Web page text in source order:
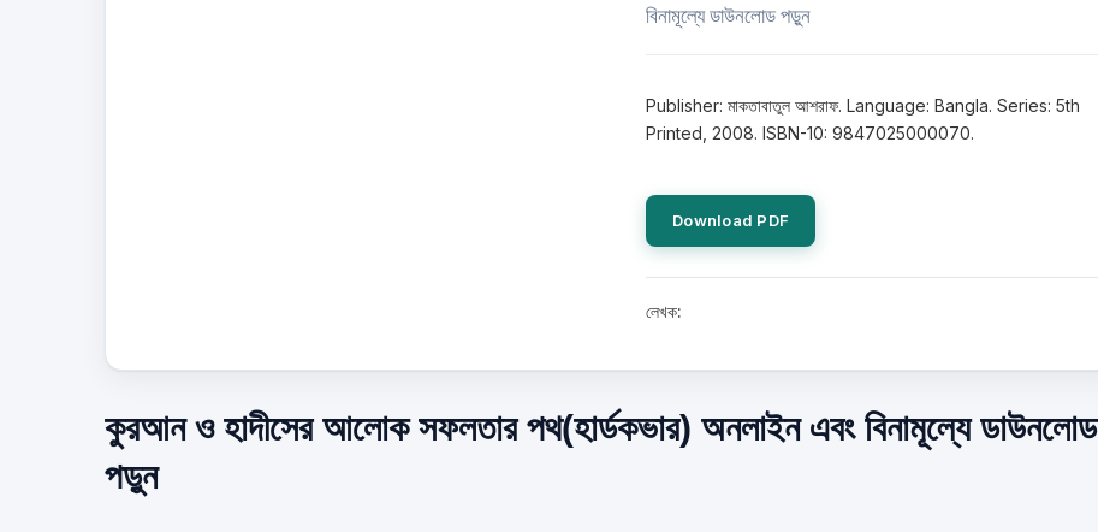
বিনামূল্যে ডাউনলোড পড়ুন
Publisher: মাকতাবাতুল আশরাফ. Language: Bangla. Series: 5th
Printed, 2008. ISBN-10: 9847025000070.
Download PDF
লেখক:
কুরআন ও হাদীসের আলোক সফলতার পথ(হার্ডকভার) অনলাইন এবং বিনামূল্যে ডাউনলোড
পড়ুন